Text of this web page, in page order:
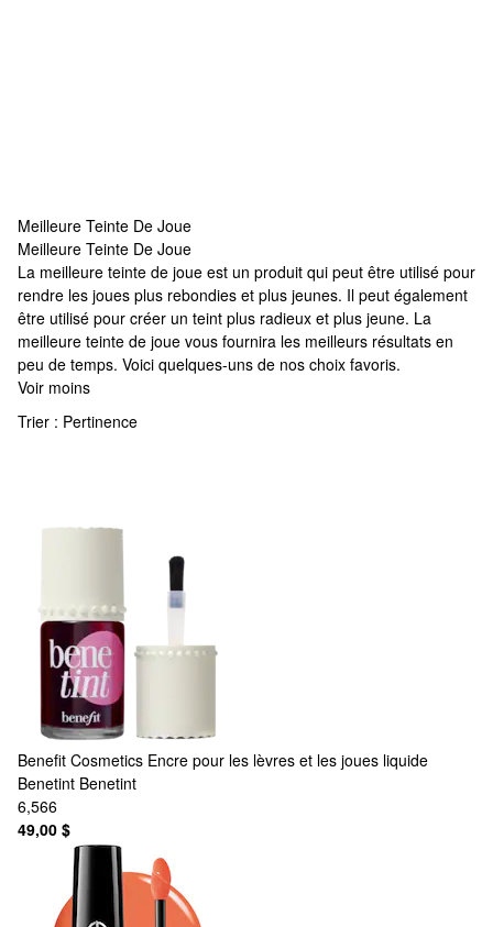
Meilleure Teinte De Joue
Meilleure Teinte De Joue
Meilleure Teinte De Joue
La meilleure teinte de joue est un produit qui peut être utilisé pour
rendre les joues plus rebondies et plus jeunes. Il peut également
être utilisé pour créer un teint plus radieux et plus jeune. La
meilleure teinte de joue vous fournira les meilleurs résultats en
peu de temps. Voici quelques-uns de nos choix favoris.
Voir moins
Trier : Pertinence
Benefit Cosmetics Encre pour les lèvres et les joues liquide
Benetint Benetint
6,566
49,00 $